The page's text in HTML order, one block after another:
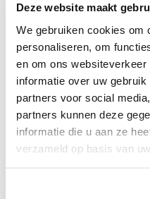
Deze website maakt
We gebruiken cookies om
personaliseren, om
en om ons
informatie over uw
partners voor social
partners kunnen deze
informatie die u aan ze
verzameld op basis van